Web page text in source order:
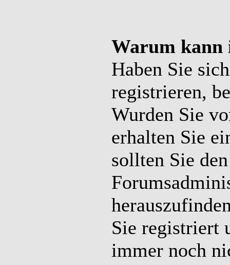
Warum kann
Haben Sie
registrieren,
Wurden Sie
erhalten Sie
sollten Sie
Sie registriert
immer noch